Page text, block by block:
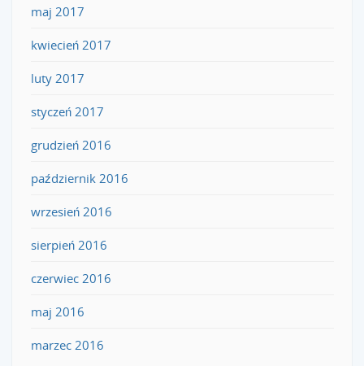
maj 2017
kwiecień 2017
luty 2017
styczeń 2017
grudzień 2016
październik 2016
wrzesień 2016
sierpień 2016
czerwiec 2016
maj 2016
marzec 2016